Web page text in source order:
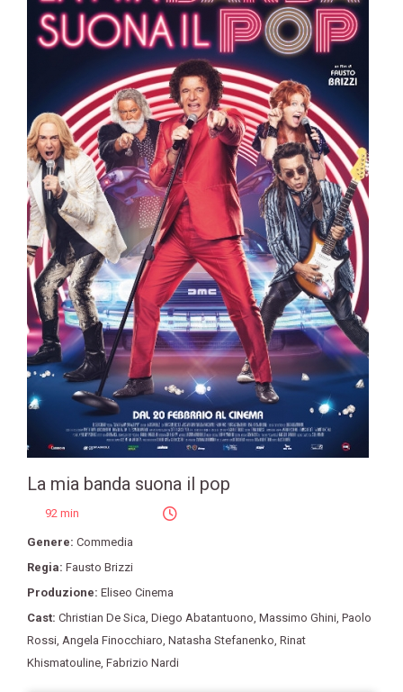
La mia banda suona il pop
92 min
Genere: Commedia
Regia: Fausto Brizzi
Produzione: Eliseo Cinema
Cast: Christian De Sica Diego Abatantuono Massimo Ghini Paolo
Rossi Angela Finocchiaro Natasha Stefanenko Rinat
Khismatouline Fabrizio Nardi